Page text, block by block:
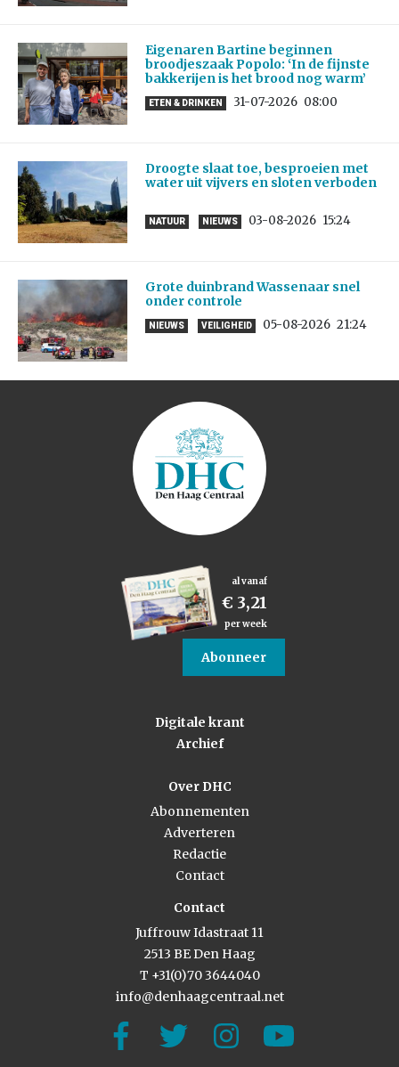
Eigenaren Bartine beginnen
broodjeszaak Popolo: ‘In de fijnste
bakkerijen is het brood nog warm’
ETEN & DRINKEN 31-07-2026 08:00
Droogte slaat toe, besproeien met
water uit vijvers en sloten verboden
NATUUR NIEUWS 03-08-2026 15:24
Grote duinbrand Wassenaar snel
onder controle
NIEUWS VEILIGHEID 05-08-2026 21:24
al vanaf
€ 3,21
per week
Abonneer
Digitale krant
Archief
Over DHC
Abonnementen
Adverteren
Redactie
Contact
Contact
Juffrouw Idastraat 11
2513 BE Den Haag
T +31(0)70 3644040
info@denhaagcentraal.net